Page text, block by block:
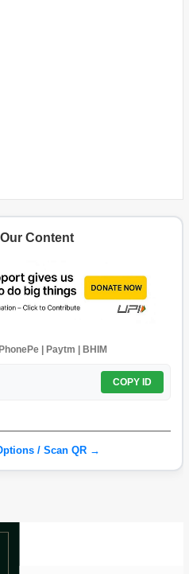
Content
| Paytm | BHIM
COPY ID
/ Scan QR →